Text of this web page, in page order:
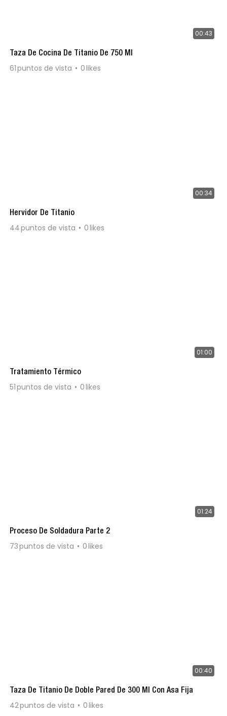
00:43
Taza De Cocina De Titanio De 750 Ml
61puntos de vista 0likes
00:34
Hervidor De Titanio
44puntos de vista 0likes
01:00
Tratamiento Térmico
51puntos de vista 0likes
01:24
Proceso De Soldadura Parte 2
73puntos de vista 0likes
00:40
Taza De Titanio De Doble Pared De 300 Ml Con Asa Fija
42puntos de vista 0likes